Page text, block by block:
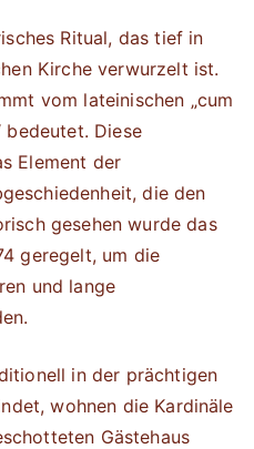
Ritual, das tief in
Kirche verwurzelt ist.
vom lateinischen „cum
bedeutet. Diese
Element der
die den
gesehen wurde das
geregelt, um die
und lange
in der prächtigen
wohnen die Kardinäle
Gästehaus